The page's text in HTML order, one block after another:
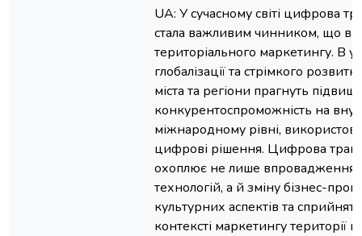
UA: У сучасному світі цифрова
стала важливим чинником, що
територіального маркетингу. В
глобалізації та стрімкого
міста та регіони прагнуть
конкурентоспроможність на
міжнародному рівні,
цифрові рішення. Цифрова
охоплює не лише впровадження
технологій, а й зміну бізнес-
культурних аспектів та
контексті маркетингу території